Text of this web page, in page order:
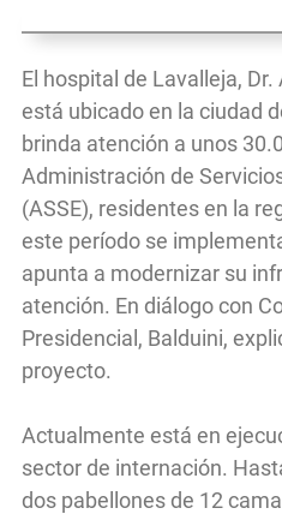
El hospital de Lavalleja,
está ubicado en la ciudad
brinda atención a unos
Administración de
(ASSE), residentes en la
este período se
apunta a modernizar su
atención. En diálogo con
Presidencial, Balduini,
proyecto.
Actualmente está en
sector de internación.
dos pabellones de 12